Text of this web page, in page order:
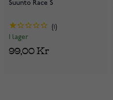
Suunto Race S
I lager
99,00 Kr